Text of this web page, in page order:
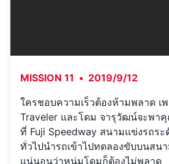
MISSION 11 • 2019/9/12
ใครชอบความเร็วต้องห้ามพลาด เ
Traveler และโดม จารุวัฒน์จะพา
ที่ Fuji Speedway สนามแข่งรถร
ทั่วไปนำรถเข้าไปทดลองขับบนสน
แน่นอนว่าหนุ่มโดมก็ต้องไม่พลา